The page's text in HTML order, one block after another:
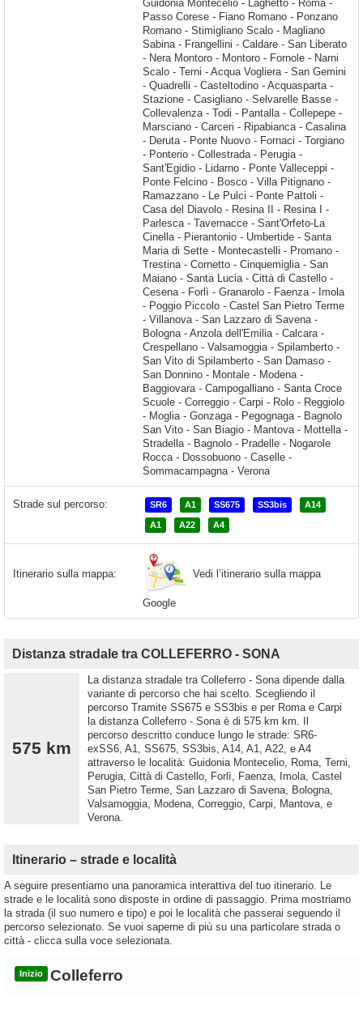
Strade sul percorso: SR6 A1 SS675 SS3bis A14
A1 A22 A4
Itinerario sulla mappa: Vedi l’itinerario sulla mappa
Google
Distanza stradale tra COLLEFERRO - SONA
575 km
La distanza stradale tra Colleferro - Sona dipende dalla
variante di percorso che hai scelto. Scegliendo il
percorso Tramite SS675 e SS3bis e per Roma e Carpi
la distanza Colleferro - Sona è di 575 km km. Il
percorso descritto conduce lungo le strade: SR6-
exSS6, A1, SS675, SS3bis, A14, A1, A22, e A4
attraverso le località: Guidonia Montecelio, Roma, Terni,
Perugia, Città di Castello, Forlì, Faenza, Imola, Castel
San Pietro Terme, San Lazzaro di Savena, Bologna,
Valsamoggia, Modena, Correggio, Carpi, Mantova, e
Verona.
Itinerario – strade e località
A seguire presentiamo una panoramica interattiva del tuo itinerario. Le
strade e le località sono disposte in ordine di passaggio. Prima mostriamo
la strada (il suo numero e tipo) e poi le località che passerai seguendo il
percorso selezionato. Se vuoi saperne di più su una particolare strada o
città - clicca sulla voce selezionata.
Inizio Colleferro